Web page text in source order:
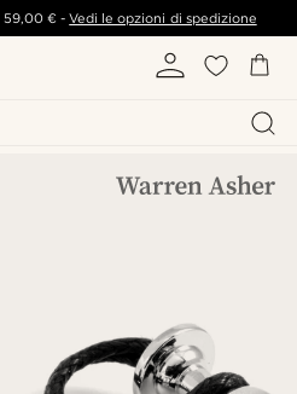
59,00 € -Vedi le opzioni di spedizione